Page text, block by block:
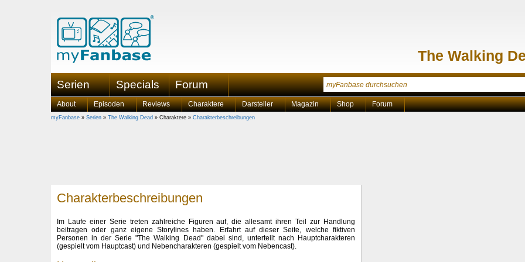
The Walking
Serien Specials Forum
About Episoden Reviews Charaktere Darsteller Magazin Shop Forum
myFanbase » Serien » The Walking Dead » Charaktere » Charakterbeschreibungen
Charakterbeschreibungen
Im Laufe einer Serie treten zahlreiche Figuren auf, die allesamt ihren Teil zur Handlung
beitragen oder ganz eigene Storylines haben. Erfahrt auf dieser Seite, welche fiktiven
Personen in der Serie "The Walking Dead" dabei sind, unterteilt nach Hauptcharakteren
(gespielt vom Hauptcast) und Nebencharakteren (gespielt vom Nebencast).